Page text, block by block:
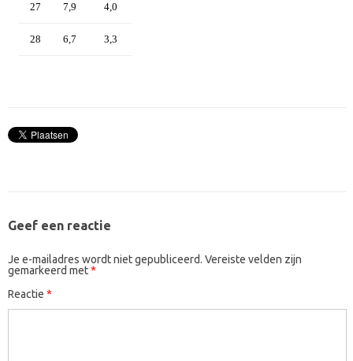
27 7,9 4,0
28 6,7 3,3
Geef een reactie
Je e-mailadres wordt niet gepubliceerd. Vereiste velden zijn
gemarkeerd met*
Reactie *